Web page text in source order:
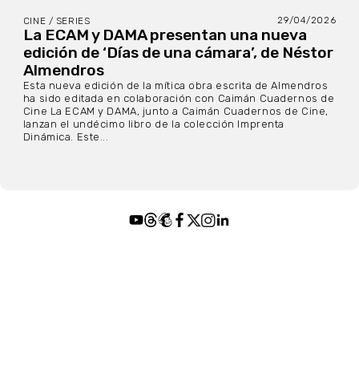
CINE / SERIES 29/04/2026
La ECAM y DAMA presentan una nueva
edición de ‘Días de una cámara’, de Néstor
Almendros
Esta nueva edición de la mítica obra escrita de Almendros
ha sido editada en colaboración con Caimán Cuadernos de
Cine La ECAM y DAMA, junto a Caimán Cuadernos de Cine,
lanzan el undécimo libro de la colección Imprenta
Dinámica. Este...